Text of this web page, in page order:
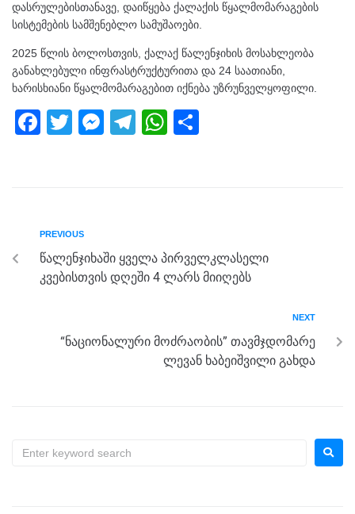
დასრულებისთანავე, დაიწყება ქალაქის წყალმომარაგების
სისტემების სამშენებლო სამუშაოები.
2025 წლის ბოლოსთვის, ქალაქ წალენჯიხის მოსახლეობა
განახლებული ინფრასტრუქტურითა და 24 საათიანი,
ხარისხიანი წყალმომარაგებით იქნება უზრუნველყოფილი.
F
b
o
o
T
M
g
er
T
m
W
p
p
PREVIOUS
წალენჯიხაში ყველა პირველკლასელი
კვებისთვის დღეში 4 ლარს მიიღებს
NEXT
“ნაციონალური მოძრაობის” თავმჯდომარე
ლევან ხაბეიშვილი გახდა